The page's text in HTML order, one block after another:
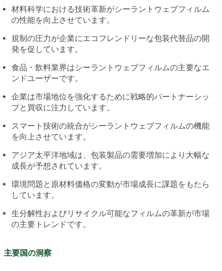
材料科学における技術革新がシーラントウェブフィルム
の性能を向上させています。
規制の圧力が企業にエコフレンドリーな包装代替品の開
発を促しています。
食品・飲料業界はシーラントウェブフィルムの主要なエ
ンドユーザーです。
企業は市場地位を強化するために戦略的パートナーシッ
プと買収に注力しています。
スマート技術の統合がシーラントウェブフィルムの機能
を向上させています。
アジア太平洋地域は、包装製品の需要増加により大幅な
成長が予想されています。
環境問題と原材料価格の変動が市場成長に課題をもたら
しています。
生分解性およびリサイクル可能なフィルムの革新が市場
の主要トレンドです。
主要国の洞察